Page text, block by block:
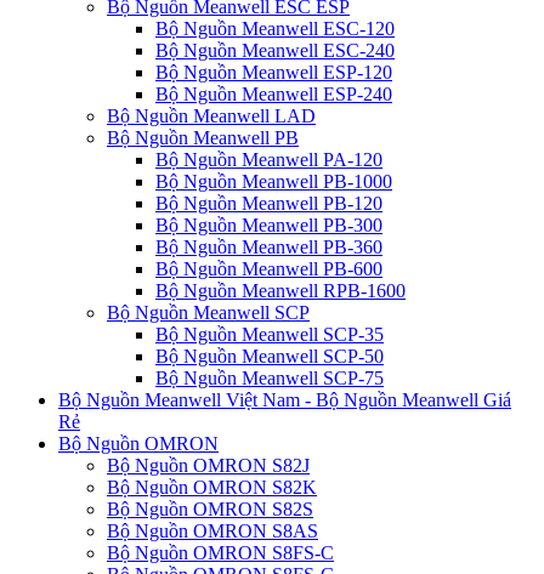
Bộ Nguồn Meanwell ESC ESP
Bộ Nguồn Meanwell ESC-120
Bộ Nguồn Meanwell ESC-240
Bộ Nguồn Meanwell ESP-120
Bộ Nguồn Meanwell ESP-240
Bộ Nguồn Meanwell LAD
Bộ Nguồn Meanwell PB
Bộ Nguồn Meanwell PA-120
Bộ Nguồn Meanwell PB-1000
Bộ Nguồn Meanwell PB-120
Bộ Nguồn Meanwell PB-300
Bộ Nguồn Meanwell PB-360
Bộ Nguồn Meanwell PB-600
Bộ Nguồn Meanwell RPB-1600
Bộ Nguồn Meanwell SCP
Bộ Nguồn Meanwell SCP-35
Bộ Nguồn Meanwell SCP-50
Bộ Nguồn Meanwell SCP-75
Bộ Nguồn Meanwell Việt Nam - Bộ Nguồn Meanwell Giá
Rẻ
Bộ Nguồn OMRON
Bộ Nguồn OMRON S82J
Bộ Nguồn OMRON S82K
Bộ Nguồn OMRON S82S
Bộ Nguồn OMRON S8AS
Bộ Nguồn OMRON S8FS-C